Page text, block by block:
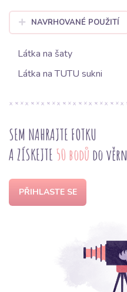
NAVRHOVANÉ POUŽITÍ
Látka na šaty
Látka na TUTU sukni
SEM NAHRAJTE FOTKU
A ZÍSKEJTE 50 bodů do
PŘIHLASTE SE